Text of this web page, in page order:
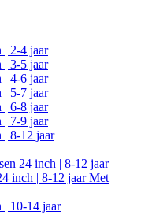
| 2-4 jaar
| 3-5 jaar
| 4-6 jaar
| 5-7 jaar
| 6-8 jaar
| 7-9 jaar
| 8-12 jaar
24 inch | 8-12 jaar
inch | 8-12 jaar Met
| 10-14 jaar